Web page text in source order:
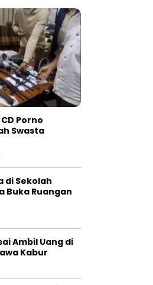
Porno
Swasta
di Sekolah
Buka Ruangan
Ambil Uang di
Kabur